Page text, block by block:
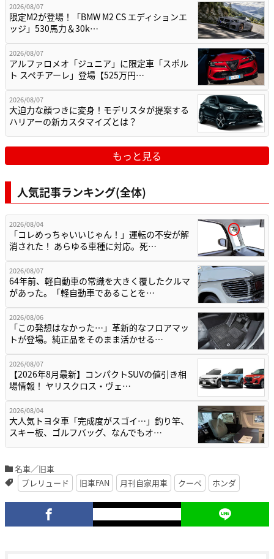
2026/08/07
限定M2が登場！「BMW M2 CS エディションエ
ッジ」530馬力＆30k…
2026/08/07
アルファロメオ「ジュニア」に限定車「スポル
ト スペチアーレ」登場【525万円…
2026/08/07
大迫力な顔つきに変身！モデリスタが提案する
ハリアーの新カスタマイズとは？
もっと見る
人気記事ランキング(全体)
2026/08/04
「コレめっちゃいいじゃん！」運転の不安が解
消された！ あらゆる車種に対応。死…
2026/08/07
64年前、軽自動車の常識を大きく覆したクルマ
があった。「軽自動車であることを…
2026/08/06
「この発想はなかった…」革新的なフロアマッ
トが登場。純正品をそのまま活かせる…
2026/08/07
【2026年8月最新】コンパクトSUVの値引き相
場情報！ ヤリスクロス・ヴェ…
2026/08/04
大人気トヨタ車「完成度がスゴイ…」釣り竿、
スキー板、ゴルフバッグ、なんでもオ…
名車／旧車
プレリュード
旧車FAN 月刊自家用車 クーペ ホンダ